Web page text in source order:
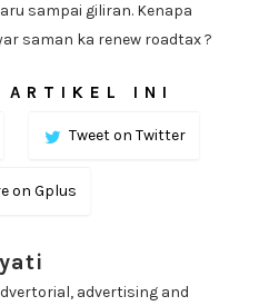
sampai giliran. Kenapa
saman ka renew roadtax ?
ARTIKEL INI
Tweet on Twitter
on Gplus
advertising and